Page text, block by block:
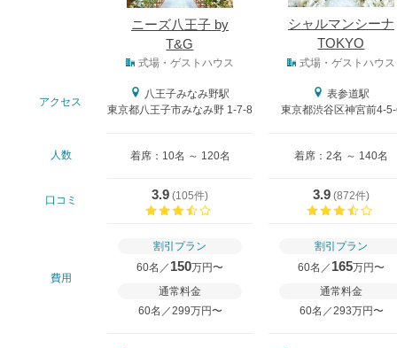
ニーズ八王子 by
T&G
シャルマンシーナ
TOKYO
式場・ゲストハウス 式場・ゲストハウス
アクセス
八王子みなみ野駅
東京都八王子市みなみ野 1-7-8
表参道駅
東京都渋谷区神宮前4-
人数 着席：10名 ～ 120名 着席：2名 ～ 140名
口コミ 3.9 (105件)
3.9 (872件)
費用
割引プラン
60名／ 150万円〜
通常料金
60名／299万円〜
割引プラン
60名／ 165万円〜
通常料金
60名／293万円〜